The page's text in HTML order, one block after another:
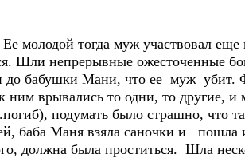
тогда муж участвовал еще
Шли непрерывные ожесточенные
бабушки Мани, что ее муж убит.
ним врывались то одни, то другие,
подумать было страшно, что
баба Маня взяла саночки и пошла
должна была проститься. Шла